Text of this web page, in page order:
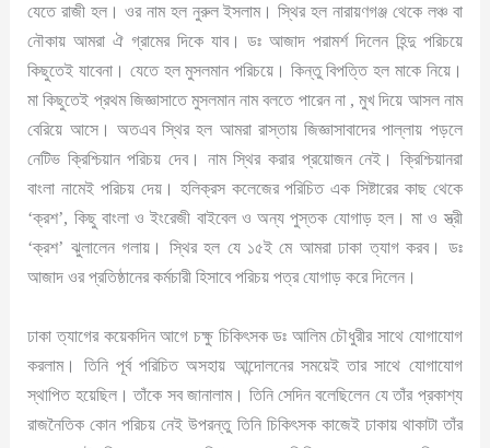
যেতে রাজী হল। ওর নাম হল নুরুল ইসলাম। স্থির হল নারায়ণগঞ্জ থেকে লঞ্চ বা
নৌকায় আমরা ঐ গ্রামের দিকে যাব। ডঃ আজাদ পরামর্শ দিলেন হিন্দু পরিচয়ে
কিছুতেই যাবেনা। যেতে হল মুসলমান পরিচয়ে। কিন্তু বিপত্তি হল মাকে নিয়ে।
মা কিছুতেই প্রথম জিজ্ঞাসাতে মুসলমান নাম বলতে পারেন না , মুখ দিয়ে আসল নাম
বেরিয়ে আসে। অতএব স্থির হল আমরা রাস্তায় জিজ্ঞাসাবাদের পাল্লায় পড়লে
নেটিভ ক্রিশ্চিয়ান পরিচয় দেব। নাম স্থির করার প্রয়োজন নেই। ক্রিশ্চিয়ানরা
বাংলা নামেই পরিচয় দেয়। হলিক্রস কলেজের পরিচিত এক সিষ্টারের কাছ থেকে
‘ক্রশ’, কিছু বাংলা ও ইংরেজী বাইবেল ও অন্য পুস্তক যোগাড় হল। মা ও স্ত্রী
‘ক্রশ’ ঝুলালেন গলায়। স্থির হল যে ১৫ই মে আমরা ঢাকা ত্যাগ করব। ডঃ
আজাদ ওর প্রতিষ্ঠানের কর্মচারী হিসাবে পরিচয় পত্র যোগাড় করে দিলেন।
ঢাকা ত্যাগের কয়েকদিন আগে চক্ষু চিকিৎসক ডঃ আলিম চৌধুরীর সাথে যোগাযোগ
করলাম। তিনি পূর্ব পরিচিত অসহায় আন্দোলনের সময়েই তার সাথে যোগাযোগ
স্থাপিত হয়েছিল। তাঁকে সব জানালাম। তিনি সেদিন বলেছিলেন যে তাঁর প্রকাশ্য
রাজনৈতিক কোন পরিচয় নেই উপরন্তু তিনি চিকিৎসক কাজেই ঢাকায় থাকাটা তাঁর